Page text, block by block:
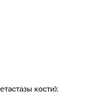
кости);